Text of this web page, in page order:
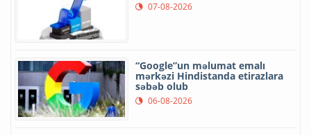
07-08-2026
“Google”un məlumat emalı
mərkəzi Hindistanda etirazlara
səbəb olub
06-08-2026